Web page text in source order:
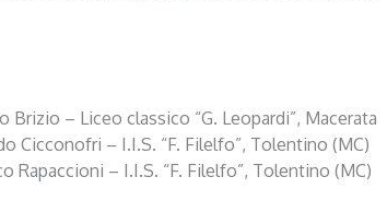
Brizio – Liceo classico “G. Leopardi”, Macerata
Cicconofri – I.I.S. “F. Filelfo”, Tolentino (MC)
Rapaccioni – I.I.S. “F. Filelfo”, Tolentino (MC)